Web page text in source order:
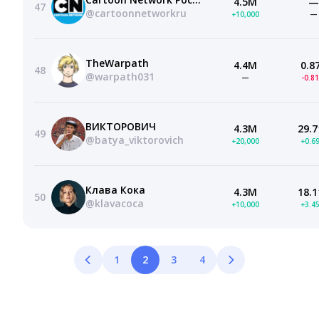
47
@cartoonnetworkru
+10,000 —
48
TheWarpath
@warpath031
4.4M
— -
49
ВИКТОРОВИЧ
@batya_viktorovich
4.3M
+20,000
50
Клава Кока
@klavacoca
4.3M
+10,000
1 2 3 4